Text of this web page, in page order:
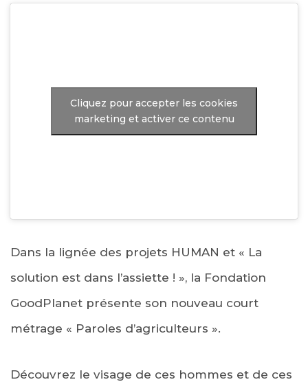
Cliquez pour accepter les cookies
marketing et activer ce contenu
Dans la lignée des projets HUMAN et « La
solution est dans l’assiette ! », la Fondation
GoodPlanet présente son nouveau court
métrage « Paroles d’agriculteurs ».
Découvrez le visage de ces hommes et de ces